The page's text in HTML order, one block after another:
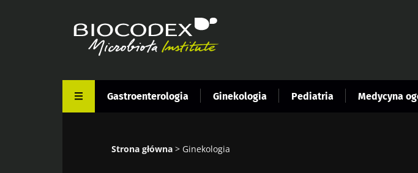
Gastroenterologia Ginekologia Pediatria Medycyna
Strona główna Ginekologia